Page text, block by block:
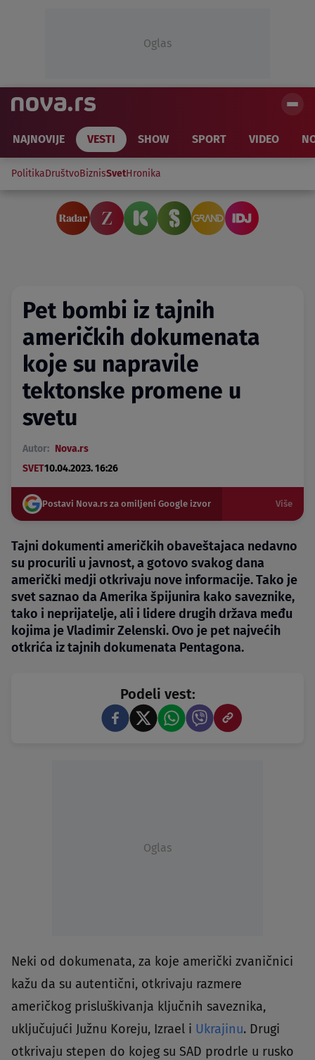
Oglas
NAJNOVIJE VESTI SHOW SPORT VIDEO
PolitikaDruštvoBiznisSvetHronika
Pet bombi iz tajnih
američkih dokumenata
koje su napravile
tektonske promene u
svetu
Autor: Nova.rs
SVET10.04.2023. 16:26
Postavi Nova.rs za omiljeni Google izvor Više
Tajni dokumenti američkih obaveštajaca nedavno
su procurili u javnost, a gotovo svakog dana
američki medji otkrivaju nove informacije. Tako je
svet saznao da Amerika špijunira kako saveznike,
tako i neprijatelje, ali i lidere drugih država među
kojima je Vladimir Zelenski. Ovo je pet najvećih
otkrića iz tajnih dokumenata Pentagona.
Podeli vest:
Oglas
Neki od dokumenata, za koje američki zvaničnici
kažu da su autentični, otkrivaju razmere
američkog prisluškivanja ključnih saveznika,
uključujući Južnu Koreju, Izrael i Ukrajinu. Drugi
otkrivaju stepen do kojeg su SAD prodrle u rusko